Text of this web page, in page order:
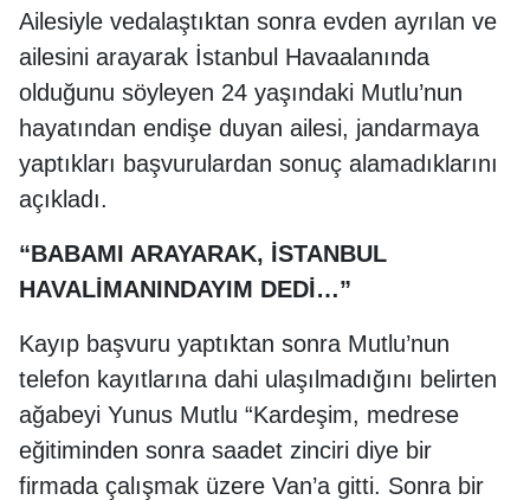
Ailesiyle vedalaştıktan sonra evden ayrılan ve
ailesini arayarak İstanbul Havaalanında
olduğunu söyleyen 24 yaşındaki Mutlu’nun
hayatından endişe duyan ailesi, jandarmaya
yaptıkları başvurulardan sonuç alamadıklarını
açıkladı.
“BABAMI ARAYARAK, İSTANBUL
HAVALİMANINDAYIM DEDİ…”
Kayıp başvuru yaptıktan sonra Mutlu’nun
telefon kayıtlarına dahi ulaşılmadığını belirten
ağabeyi Yunus Mutlu “Kardeşim, medrese
eğitiminden sonra saadet zinciri diye bir
firmada çalışmak üzere Van’a gitti. Sonra bir